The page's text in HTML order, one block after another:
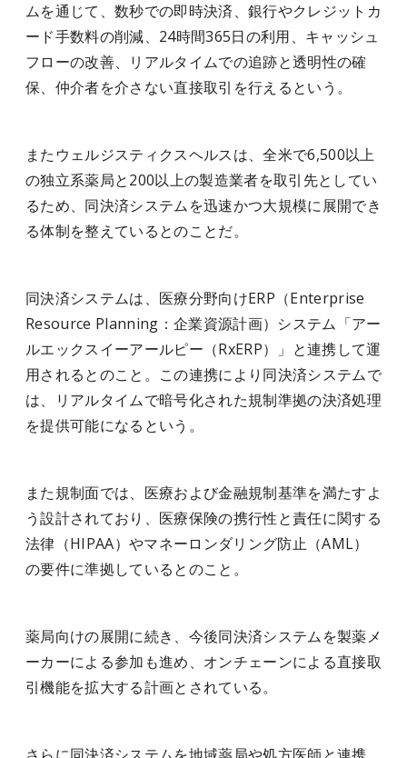
ムを通じて、数秒での即時決済、銀行やクレジットカ
ード手数料の削減、24時間365日の利用、キャッシュ
フローの改善、リアルタイムでの追跡と透明性の確
保、仲介者を介さない直接取引を行えるという。
またウェルジスティクスヘルスは、全米で6,500以上
の独立系薬局と200以上の製造業者を取引先としてい
るため、同決済システムを迅速かつ大規模に展開でき
る体制を整えているとのことだ。
同決済システムは、医療分野向けERP（Enterprise
Resource Planning：企業資源計画）システム「アー
ルエックスイーアールピー（RxERP）」と連携して運
用されるとのこと。この連携により同決済システムで
は、リアルタイムで暗号化された規制準拠の決済処理
を提供可能になるという。
また規制面では、医療および金融規制基準を満たすよ
う設計されており、医療保険の携行性と責任に関する
法律（HIPAA）やマネーロンダリング防止（AML）
の要件に準拠しているとのこと。
薬局向けの展開に続き、今後同決済システムを製薬メ
ーカーによる参加も進め、オンチェーンによる直接取
引機能を拡大する計画とされている。